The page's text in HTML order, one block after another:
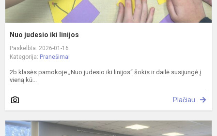
Nuo judesio iki linijos
Paskelbta: 2026-01-16
Kategorija: Pranešimai
2b klasės pamokoje „Nuo judesio iki linijos“ šokis ir dailė susijungė į
vieną kū...
Plačiau